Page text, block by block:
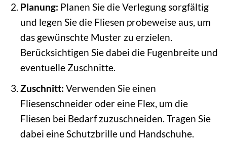
Planung: Planen Sie die Verlegung sorgfältig
und legen Sie die Fliesen probeweise aus, um
das gewünschte Muster zu erzielen.
Berücksichtigen Sie dabei die Fugenbreite und
eventuelle Zuschnitte.
Zuschnitt: Verwenden Sie einen
Fliesenschneider oder eine Flex, um die
Fliesen bei Bedarf zuzuschneiden. Tragen Sie
dabei eine Schutzbrille und Handschuhe.